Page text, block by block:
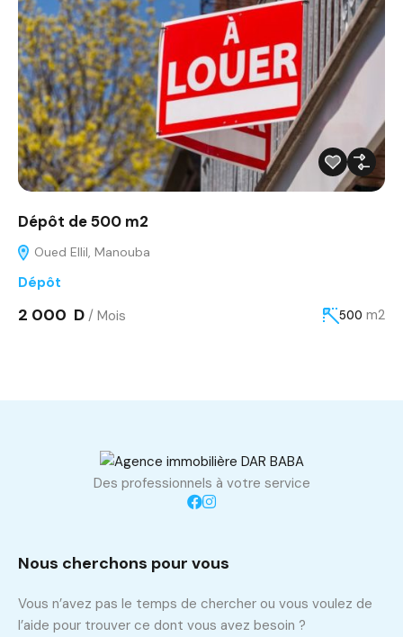
Dépôt de 500 m2
Oued Ellil, Manouba
Dépôt
2 000 D / Mois 500 m2
Des professionnels à votre service
Nous cherchons pour vous
Vous n’avez pas le temps de chercher ou vous voulez de
l’aide pour trouver ce dont vous avez besoin ?